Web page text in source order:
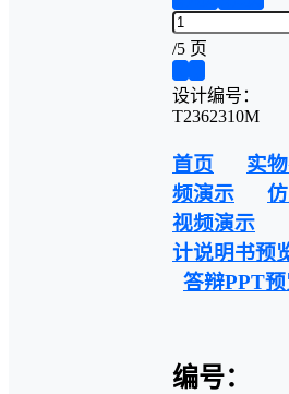
/5 页
设计编号：
T2362310M
首页
实
频演示
视频演示
计说明书预
答辩PPT
编号：